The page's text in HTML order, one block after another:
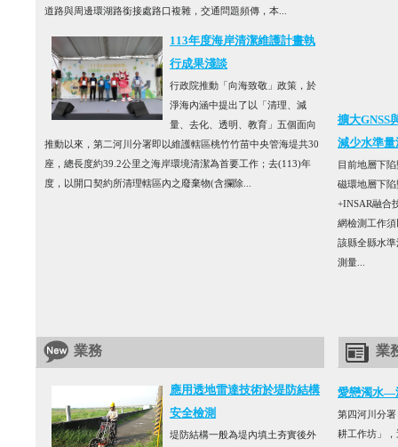
道路與周邊環湖路銜接處路口複雜，交通問題頻傳，本...
113年度海岸清潔維護計畫執
行成果淺談
行政院推動「向海致敬」政策，於
淨海內涵中提出了以「清理、減
量、去化、透明、教育」五個面向
推動以來，第二河川分署即以維護轄區桃竹竹苗中央管海堤共30
座，總長度約39.2公里之海岸環境清潔為首要工作；去(113)年
度，以開口契約所清理轄區內之廢棄物(含攔除...
擴大GNSS
減少水準量
目前地層下
磁環地層下
+INSAR融合
網檢測工作
該縣全縣水
測量...
業務
應用透地雷達技術於堤防結構
安全檢測
堤防結構一般為堤內填土夯實後外
業
愛戀濁水—
第四河川分
耕工作坊」